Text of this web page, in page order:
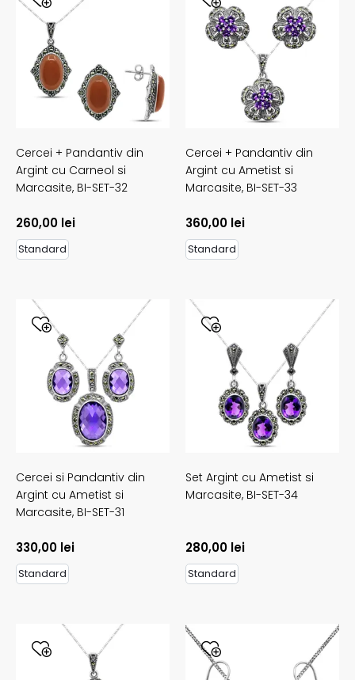
Cercei + Pandantiv din
Argint cu Carneol si
Marcasite, BI-SET-32
260,00 lei
Standard
Cercei + Pandantiv din
Argint cu Ametist si
Marcasite, BI-SET-33
360,00 lei
Standard
Cercei si Pandantiv din
Argint cu Ametist si
Marcasite, BI-SET-31
330,00 lei
Standard
Set Argint cu Ametist si
Marcasite, BI-SET-34
280,00 lei
Standard